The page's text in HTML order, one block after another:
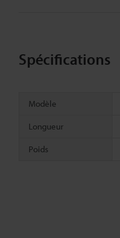
Spécifications
Modèle
Longueur
Poids